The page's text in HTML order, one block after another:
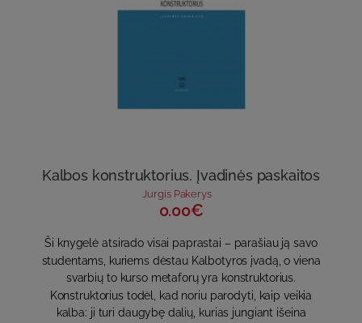
Kalbos konstruktorius. Įvadinės paskaitos
Jurgis Pakerys
0.00€
Ši knygelė atsirado visai paprastai – parašiau ją savo
studentams, kuriems dėstau Kalbotyros įvadą, o viena
svarbių to kurso metaforų yra konstruktorius.
Konstruktorius todėl, kad noriu parodyti, kaip veikia
kalba: ji turi daugybę dalių, kurias jungiant išeina